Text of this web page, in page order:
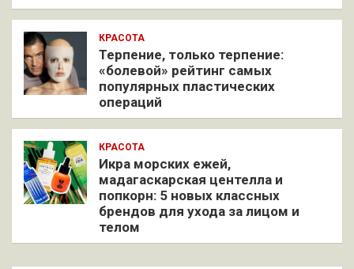
КРАСОТА
Терпение, только терпение:
«болевой» рейтинг самых
популярных пластических
операций
КРАСОТА
Икра морских ежей,
мадагаскарская центелла и
попкорн: 5 новых классных
брендов для ухода за лицом и
телом